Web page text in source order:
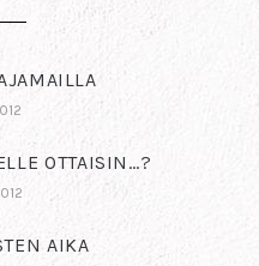
OTTAISIN…?
AIKA